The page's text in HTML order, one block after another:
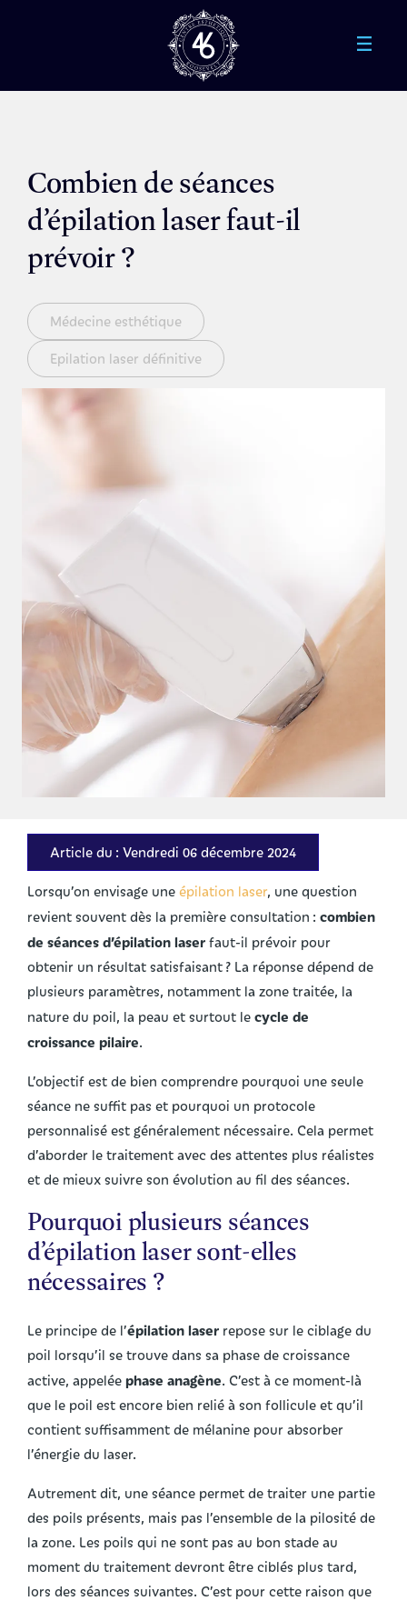
Aller au contenu principal
Combien de séances
d’épilation laser faut-il
prévoir ?
Médecine esthétique
Epilation laser définitive
Article du : Vendredi 06 décembre 2024
Lorsqu’on envisage une épilation laser, une question
revient souvent dès la première consultation : combien
de séances d’épilation laser faut-il prévoir pour
obtenir un résultat satisfaisant ? La réponse dépend de
plusieurs paramètres, notamment la zone traitée, la
nature du poil, la peau et surtout le cycle de
croissance pilaire.
L’objectif est de bien comprendre pourquoi une seule
séance ne suffit pas et pourquoi un protocole
personnalisé est généralement nécessaire. Cela permet
d’aborder le traitement avec des attentes plus réalistes
et de mieux suivre son évolution au fil des séances.
Pourquoi plusieurs séances
d’épilation laser sont-elles
nécessaires ?
Le principe de l’épilation laser repose sur le ciblage du
poil lorsqu’il se trouve dans sa phase de croissance
active, appelée phase anagène. C’est à ce moment-là
que le poil est encore bien relié à son follicule et qu’il
contient suffisamment de mélanine pour absorber
l’énergie du laser.
Autrement dit, une séance permet de traiter une partie
des poils présents, mais pas l’ensemble de la pilosité de
la zone. Les poils qui ne sont pas au bon stade au
moment du traitement devront être ciblés plus tard,
lors des séances suivantes. C’est pour cette raison que